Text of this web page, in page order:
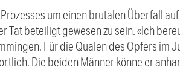
um einen brutalen Überfall
Tat beteiligt gewesen zu sein. «Ich
Für die Qualen des Opfers im
Die beiden Männer könne er